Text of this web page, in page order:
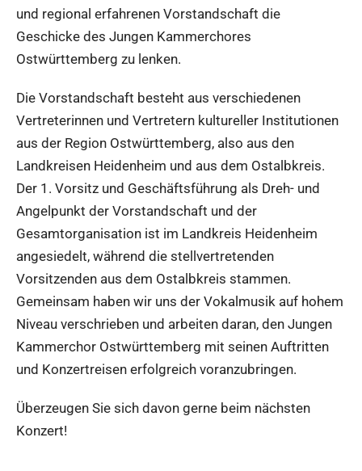
und regional erfahrenen Vorstandschaft die
Geschicke des Jungen Kammerchores
Ostwürttemberg zu lenken.
Die Vorstandschaft besteht aus verschiedenen
Vertreterinnen und Vertretern kultureller Institutionen
aus der Region Ostwürttemberg, also aus den
Landkreisen Heidenheim und aus dem Ostalbkreis.
Der 1. Vorsitz und Geschäftsführung als Dreh- und
Angelpunkt der Vorstandschaft und der
Gesamtorganisation ist im Landkreis Heidenheim
angesiedelt, während die stellvertretenden
Vorsitzenden aus dem Ostalbkreis stammen.
Gemeinsam haben wir uns der Vokalmusik auf hohem
Niveau verschrieben und arbeiten daran, den Jungen
Kammerchor Ostwürttemberg mit seinen Auftritten
und Konzertreisen erfolgreich voranzubringen.
Überzeugen Sie sich davon gerne beim nächsten
Konzert!